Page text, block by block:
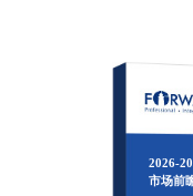
2026-
市场前